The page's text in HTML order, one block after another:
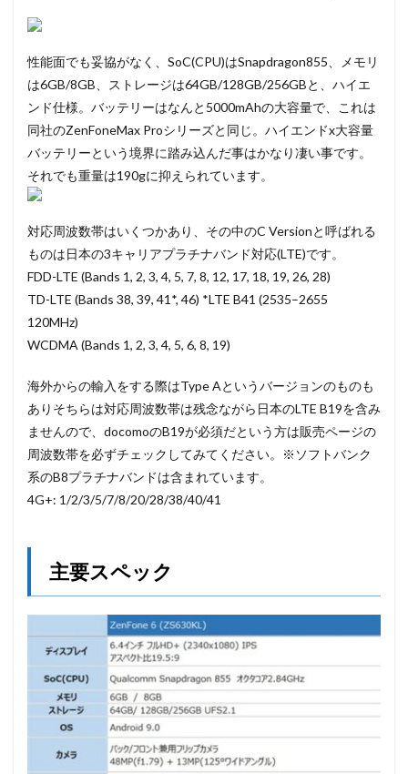
性能面でも妥協がなく、SoC(CPU)はSnapdragon855、メモリ
は6GB/8GB、ストレージは64GB/128GB/256GBと、ハイエ
ンド仕様。バッテリーはなんと5000mAhの大容量で、これは
同社のZenFoneMax Proシリーズと同じ。ハイエンドx大容量
バッテリーという境界に踏み込んだ事はかなり凄い事です。
それでも重量は190gに抑えられています。
対応周波数帯はいくつかあり、その中のC Versionと呼ばれる
ものは日本の3キャリアプラチナバンド対応(LTE)です。
FDD-LTE (Bands 1, 2, 3, 4, 5, 7, 8, 12, 17, 18, 19, 26, 28)
TD-LTE (Bands 38, 39, 41*, 46) *LTE B41 (2535–2655
120MHz)
WCDMA (Bands 1, 2, 3, 4, 5, 6, 8, 19)
海外からの輸入をする際はType Aというバージョンのものも
ありそちらは対応周波数帯は残念ながら日本のLTE B19を含み
ませんので、docomoのB19が必須だという方は販売ページの
周波数帯を必ずチェックしてみてください。※ソフトバンク
系のB8プラチナバンドは含まれています。
4G+: 1/2/3/5/7/8/20/28/38/40/41
主要スペック